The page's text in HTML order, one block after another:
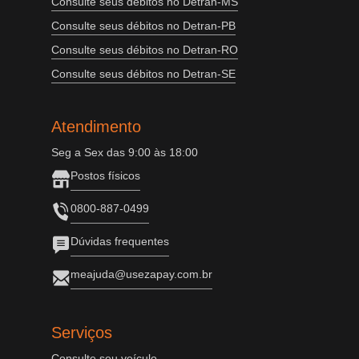
Consulte seus débitos no Detran-PB
Consulte seus débitos no Detran-RO
Consulte seus débitos no Detran-SE
Atendimento
Seg a Sex das 9:00 às 18:00
Postos físicos
0800-887-0499
Dúvidas frequentes
meajuda@usezapay.com.br
Serviços